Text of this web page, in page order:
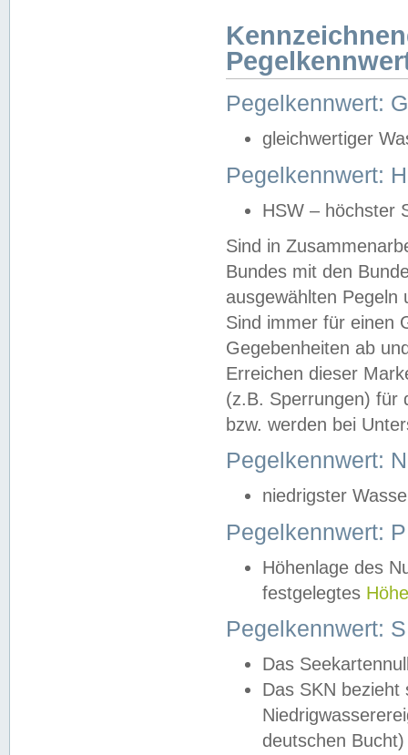
Pegelkennwert:
gleichwertiger
Pegelkennwert:
HSW – höchster
Sind in
Bundes mit den
ausgewählten
Sind immer für einen
Gegebenheiten ab
Erreichen dieser
(z.B. Sperrungen) für
bzw. werden bei
Pegelkennwert:
niedrigster
Pegelkennwert:
Höhenlage des
festgelegtes
Pegelkennwert:
Das
Das SKN
deutschen